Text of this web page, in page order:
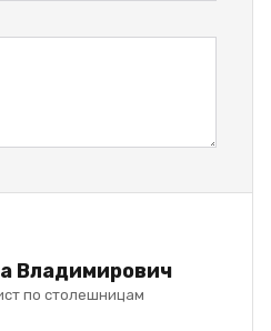
Владимирович
по столешницам